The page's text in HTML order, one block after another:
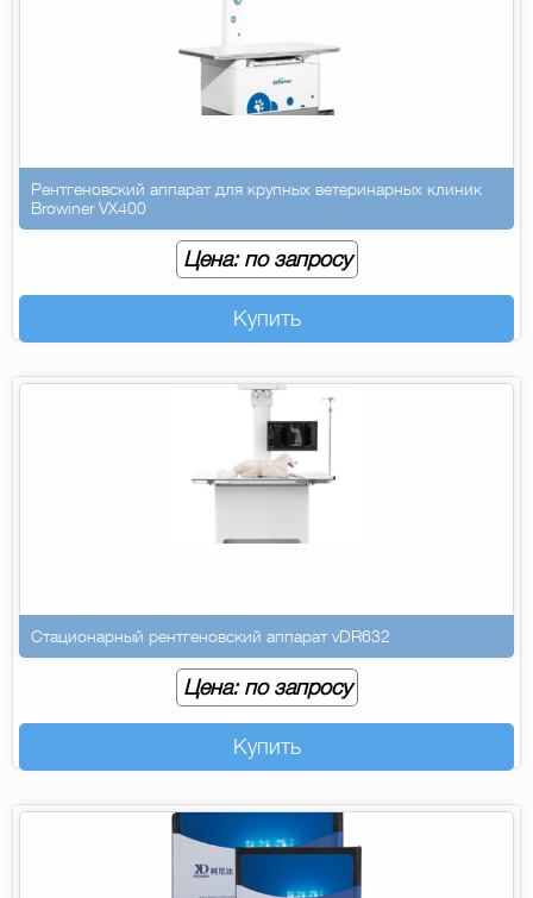
Рентгеновский аппарат для крупных ветеринарных клиник
Browiner VX400
Цена: по запросу
Купить
Стационарный рентгеновский аппарат vDR632
Цена: по запросу
Купить